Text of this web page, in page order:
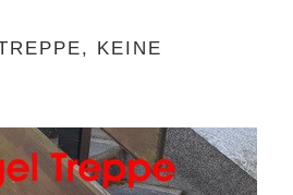
KEINE